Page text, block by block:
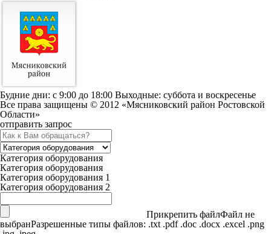
Будние дни: c 9:00 до 18:00 Выходные: суббота и воскресенье
Все права защищены © 2012 «Мясниковский район Ростовской
Области»
отправить запрос
Категория оборудования
Категория оборудования
Категория оборудования 1
Категория оборудования 2
Прикрепить файлФайл не
выбранРазрешенные типы файлов: .txt .pdf .doc .docx .excel .png